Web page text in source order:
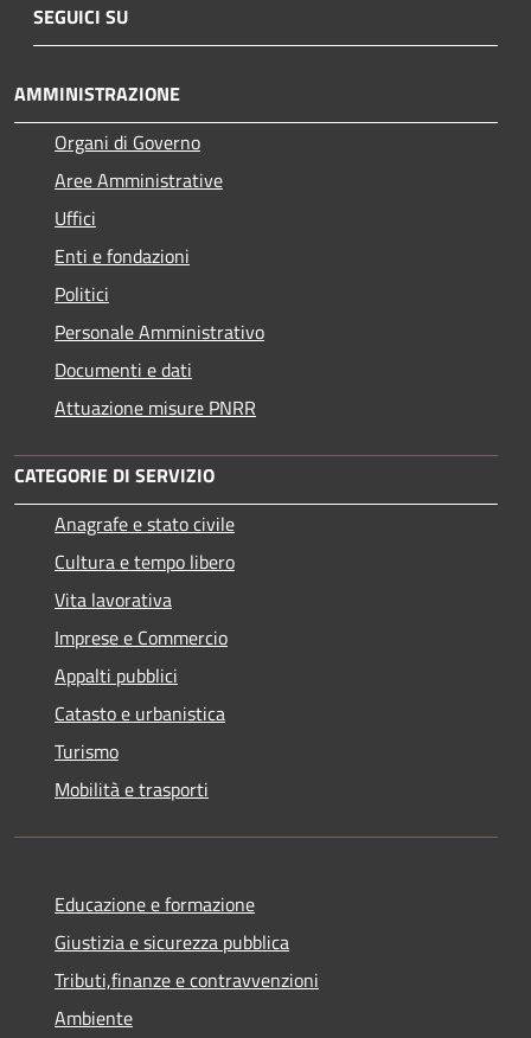
SEGUICI SU
AMMINISTRAZIONE
Organi di Governo
Aree Amministrative
Uffici
Enti e fondazioni
Politici
Personale Amministrativo
Documenti e dati
Attuazione misure PNRR
CATEGORIE DI SERVIZIO
Anagrafe e stato civile
Cultura e tempo libero
Vita lavorativa
Imprese e Commercio
Appalti pubblici
Catasto e urbanistica
Turismo
Mobilità e trasporti
Educazione e formazione
Giustizia e sicurezza pubblica
Tributi,finanze e contravvenzioni
Ambiente